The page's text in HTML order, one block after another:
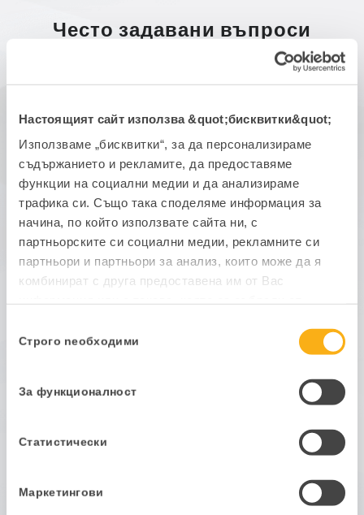
Настоящият сайт използва &quot;бисквитки&quot;
Използваме „бисквитки“, за да персонализираме
съдържанието и рекламите, да предоставяме
функции на социални медии и да анализираме
трафика си. Също така споделяме информация за
начина, по който използвате сайта ни, с
партньорските си социални медии, рекламните си
партньори и партньори за анализ, които може да я
комбинират с друга предоставена им от Вас
наСтрого nеобходими
За функционалност
Статистически
Маркетингови
Често задавани въпроси
*Всички цени са в евро без ДДС
Лицензи
Какво представляват лицензите за
конектори и кога са ни необходими?
Што значи набавка на лиценца?
Додавање и надградба на лиценци
Поврзување на PANTHEON со специфични
/ дополнителни решенија
Потребна опрема
Видови на инсталација во однос на